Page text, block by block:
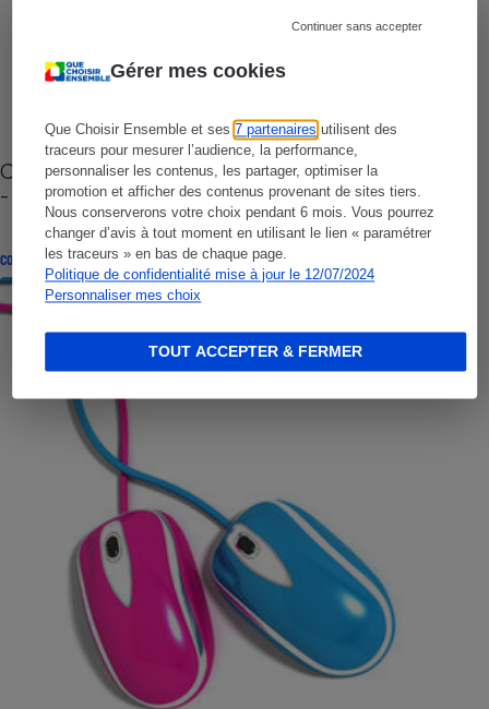
Gérer mes cookies
Que Choisir Ensemble et ses7 partenaires utilisent des
traceurs pour mesurer l’audience, la performance,
personnaliser les contenus, les partager, optimiser la
promotion et afficher des contenus provenant de sites tiers.
Nous conserverons votre choix pendant 6 mois. Vous pourrez
changer d’avis à tout moment en utilisant le lien « paramétrer
les traceurs » en bas de chaque page.
Politique de confidentialité mise à jour le 12/07/2024
Personnaliser mes choix
Continuer sans accepter
TOUT ACCEPTER & FERMER
Cafetière à capsules zéro déchet CoffeeB (vidéo)
- Premières impressions
CONSEILS